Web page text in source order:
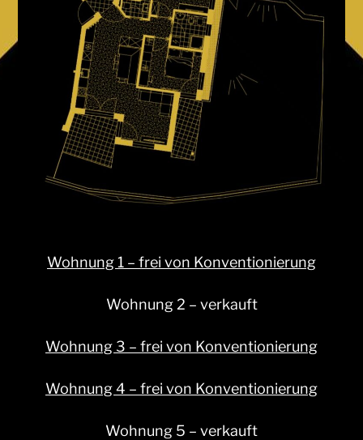
Wohnung 1 – frei von Konventionierung
Wohnung 2 – verkauft
Wohnung 3 – frei von Konventionierung
Wohnung 4 – frei von Konventionierung
Wohnung 5 – verkauft